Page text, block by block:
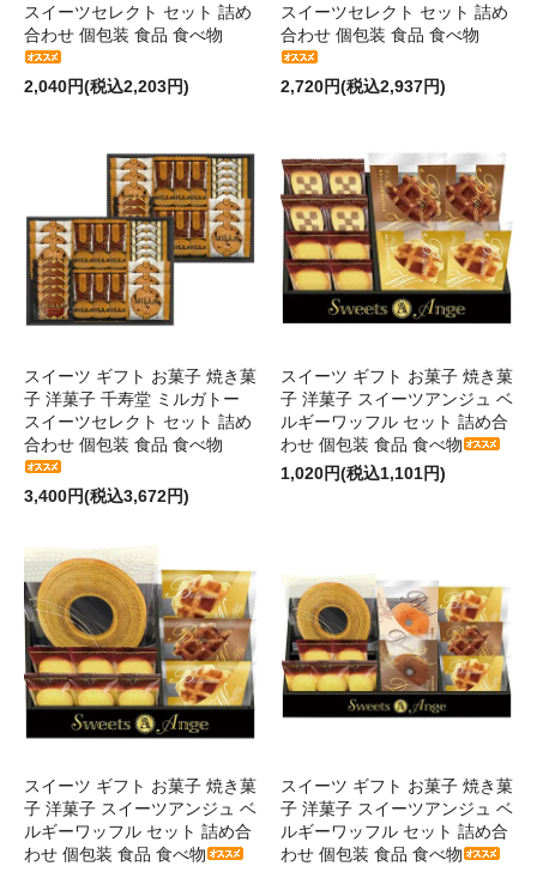
スイーツセレクト セット 詰め
合わせ 個包装 食品 食べ物
2,040円(税込2,203円)
スイーツセレクト セット 詰め
合わせ 個包装 食品 食べ物
2,720円(税込2,937円)
スイーツ ギフト お菓子 焼き菓
子 洋菓子 千寿堂 ミルガトー
スイーツセレクト セット 詰め
合わせ 個包装 食品 食べ物
3,400円(税込3,672円)
スイーツ ギフト お菓子 焼き菓
子 洋菓子 スイーツアンジュ ベ
ルギーワッフル セット 詰め合
わせ 個包装 食品 食べ物
1,020円(税込1,101円)
スイーツ ギフト お菓子 焼き菓
子 洋菓子 スイーツアンジュ ベ
ルギーワッフル セット 詰め合
わせ 個包装 食品 食べ物
スイーツ ギフト お菓子 焼き菓
子 洋菓子 スイーツアンジュ ベ
ルギーワッフル セット 詰め合
わせ 個包装 食品 食べ物